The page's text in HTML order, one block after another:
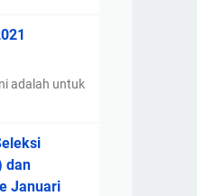
adalah untuk
dan
Januari